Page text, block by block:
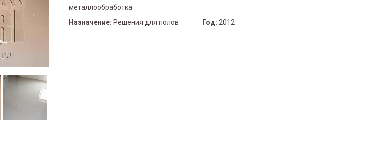
металлообработка
Назначение: Решения для полов Год: 2012